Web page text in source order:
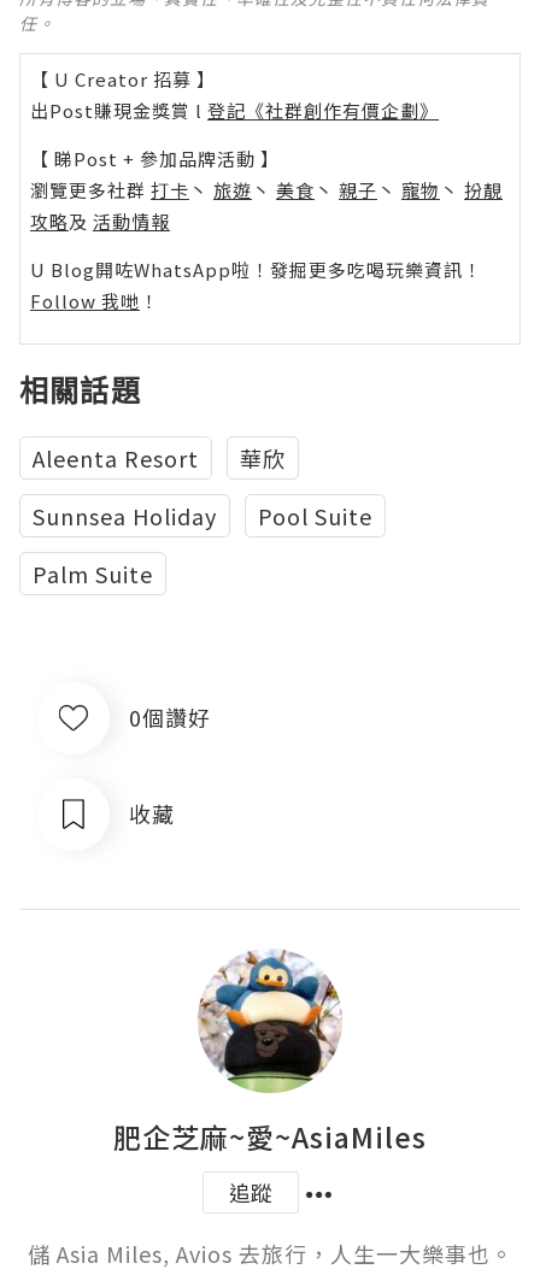
任。
【 U Creator 招募 】
出Post賺現金獎賞 l 登記《社群創作有價企劃》
【 睇Post + 參加品牌活動 】
瀏覽更多社群 打卡 丶 旅遊 丶 美食 丶 親子 丶 寵物 丶 扮靚
攻略及 活動情報
U Blog開咗WhatsApp啦！發掘更多吃喝玩樂資訊！
Follow 我哋 ！
相關話題
Aleenta Resort
華欣
Sunnsea Holiday
Pool Suite
Palm Suite
0個讚好
收藏
肥企芝麻~愛~AsiaMiles
追蹤
儲 Asia Miles, Avios 去旅行，人生一大樂事也。